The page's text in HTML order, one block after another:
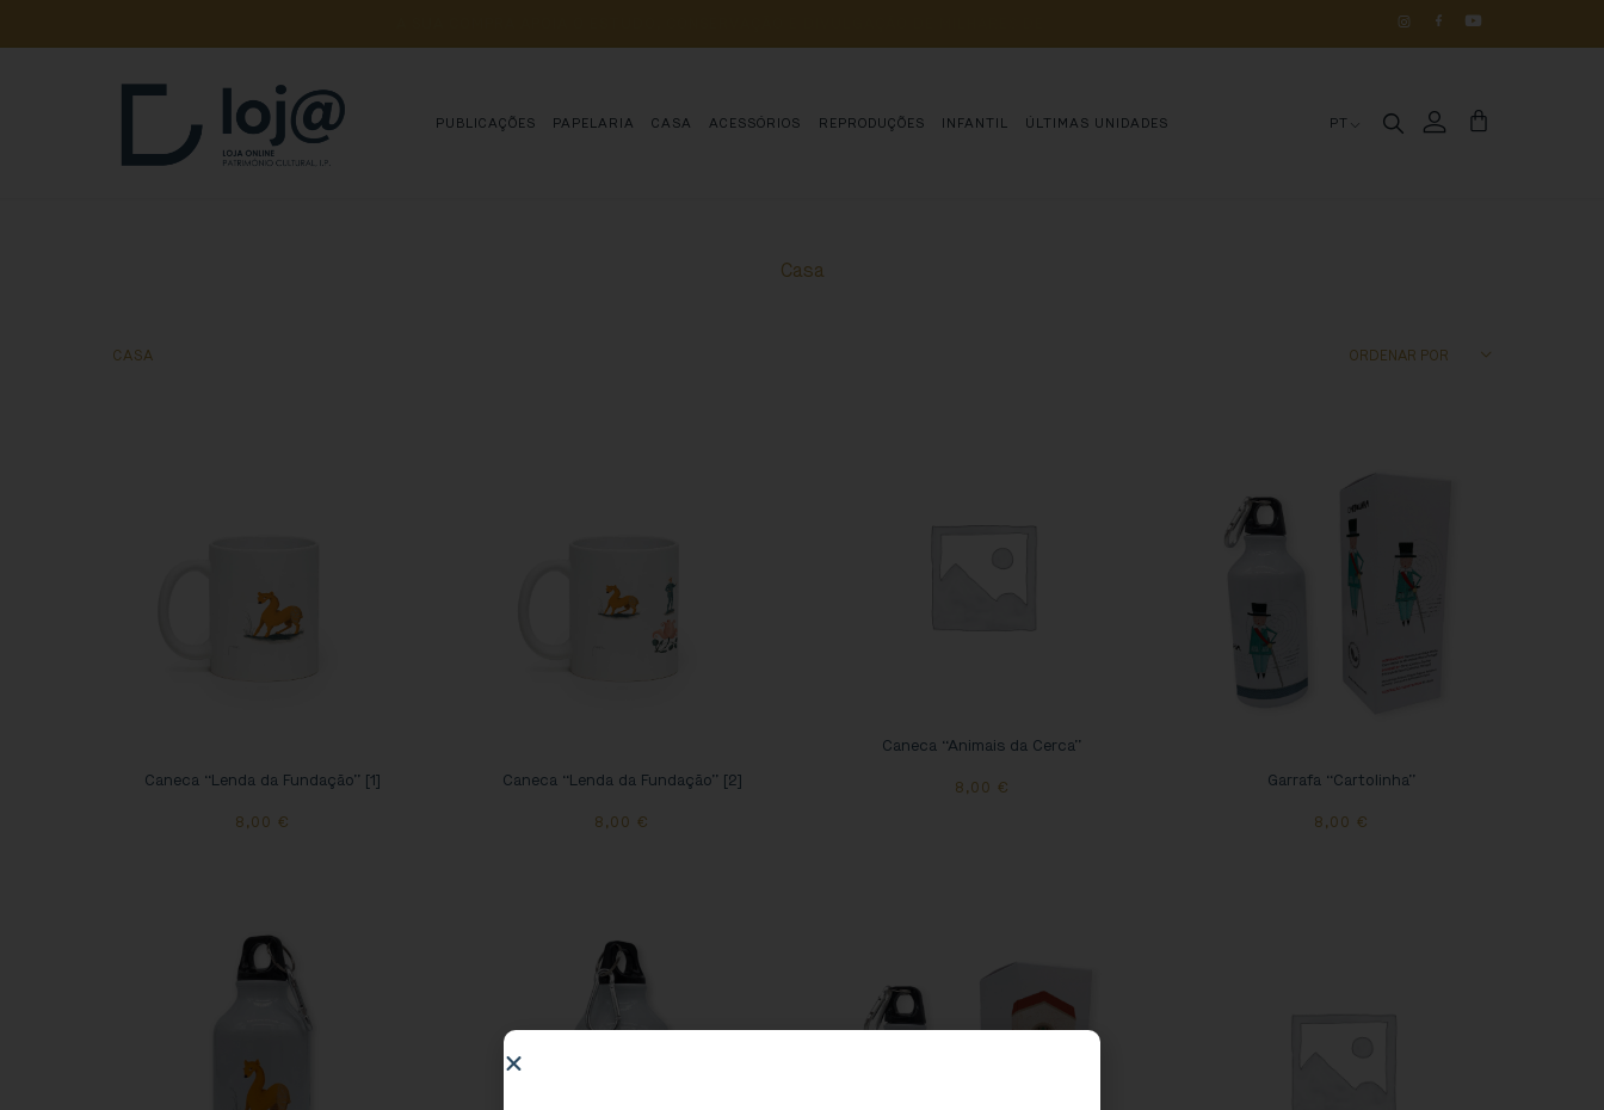
PUBLICAÇÕES PAPELARIA CASA ACESSÓRIOS REPRODUÇÕES INFANTIL ÚLTIMAS UNIDADES PT
Casa
CASA
Caneca “Lenda da Fundação” [1]
8,00 €
Caneca “Lenda da Fundação” [2]
8,00€
Caneca “Animais da Cerca”
8,00 € Garrafa “Cartolinha”
8,00€